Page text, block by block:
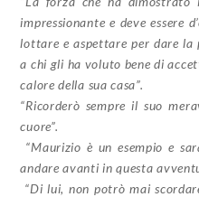
impressionante e deve essere
lottare e aspettare per dare
a chi gli ha voluto bene di
calore della sua casa”.
“Ricorderò sempre il suo
cuore”.
“Maurizio è un esempio e
andare avanti in questa
“Di lui, non potrò mai